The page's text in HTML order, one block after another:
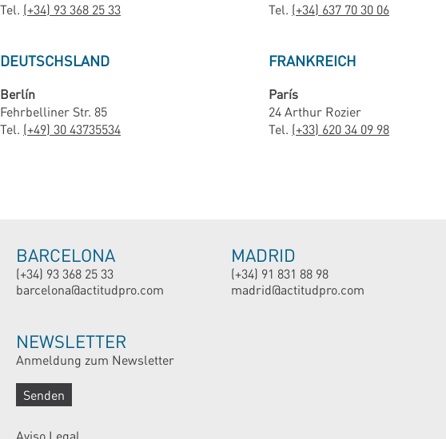
Tel. (+34) 93 368 25 33
Tel. (+34) 637 70 30 06
DEUTSCHSLAND
Berlín
Fehrbelliner Str. 85
Tel. (+49) 30 43735534
FRANKREICH
París
24 Arthur Rozier
Tel. (+33) 620 34 09 98
BARCELONA
(+34) 93 368 25 33
barcelona@actitudpro.com
MADRID
(+34) 91 831 88 98
madrid@actitudpro.com
NEWSLETTER
Anmeldung zum Newsletter
Senden
Aviso Legal